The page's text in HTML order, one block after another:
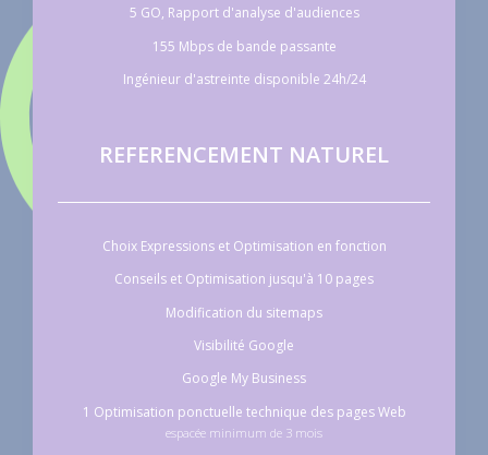
5 GO, Rapport d'analyse d'audiences
155 Mbps de bande passante
Ingénieur d'astreinte disponible 24h/24
REFERENCEMENT NATUREL
Choix Expressions et Optimisation en fonction
Conseils et Optimisation jusqu'à 10 pages
Modification du sitemaps
Visibilité Google
Google My Business
1 Optimisation ponctuelle technique des pages Web
espacée minimum de 3 mois